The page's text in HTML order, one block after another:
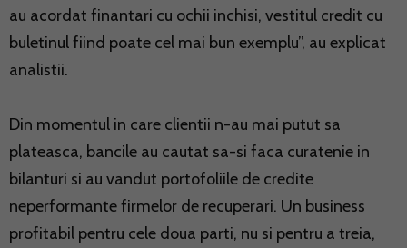
au acordat finantari cu ochii inchisi, vestitul credit cu
buletinul fiind poate cel mai bun exemplu”, au explicat
analistii.
Din momentul in care clientii n-au mai putut sa
plateasca, bancile au cautat sa-si faca curatenie in
bilanturi si au vandut portofoliile de credite
neperformante firmelor de recuperari. Un business
profitabil pentru cele doua parti, nu si pentru a treia,